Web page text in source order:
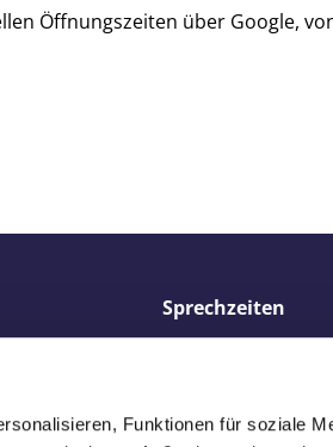
Funktionen für soziale
Öffnungszeiten über Google,
Sprechzeiten
Montag
Mittwoch